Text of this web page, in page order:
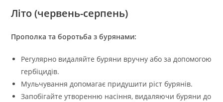
Літо (червень-серпень)
Прополка та боротьба з бурянами:
Регулярно видаляйте буряни вручну або за допомогою
гербіцидів.
Мульчування допомагає придушити ріст бурянів.
Запобігайте утворенню насіння, видаляючи буряни до